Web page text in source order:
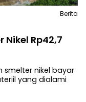
Rp42,7
nikel bayar
yang dialami
Berita